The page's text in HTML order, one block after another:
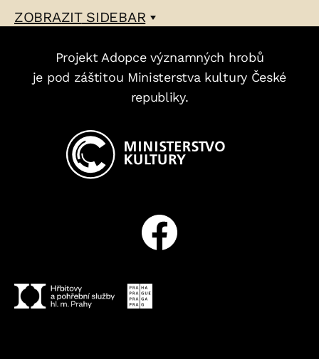
ZOBRAZITSIDEBAR
Projekt Adopce významných hrobů
je pod záštitou Ministerstva kultury České
republiky.
Facebook